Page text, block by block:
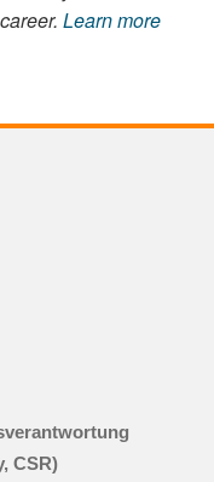
Learn more
CSR)